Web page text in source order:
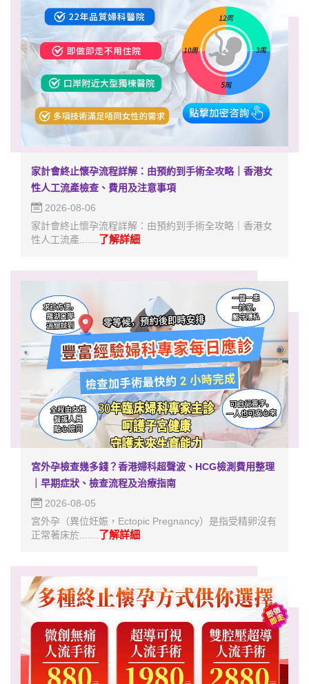
家計會終止懷孕流程詳解：由預約到手術全攻略｜香港女
性人工流產檢查、費用及注意事項
2026-08-06
家計會終止懷孕流程詳解：由預約到手術全攻略｜香港女
性人工流產....... 了解詳細
宮外孕檢查幾多錢？香港婦科超聲波、HCG檢測費用整理
｜早期症狀、檢查流程及治療指南
2026-08-05
宮外孕（異位妊娠，Ectopic Pregnancy）是指受精卵沒有
正常著床於....... 了解詳細